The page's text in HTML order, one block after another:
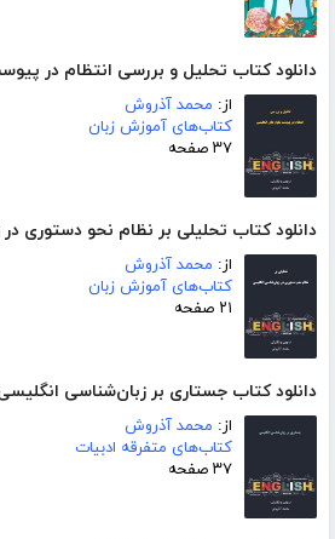
دانلود کتاب تحلیل و بررسی انتظام در
از: محمد آذروش
کتاب‌های آموزش زبان
۳۷ صفحه
دانلود کتاب تحلیلی بر نظام نحو دستوری
از: محمد آذروش
کتاب‌های آموزش زبان
۲۱ صفحه
دانلود کتاب جستاری بر زبان‌شناسی
از: محمد آذروش
کتاب‌های متفرقه ادبیات
۳۷ صفحه